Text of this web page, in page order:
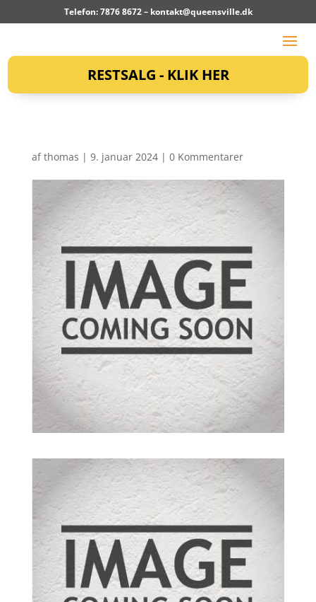
Telefon: 7876 8672 – kontakt@queensville.dk
RESTSALG - KLIK HER
afthomas | 9. januar 2024| 0 Kommentarer